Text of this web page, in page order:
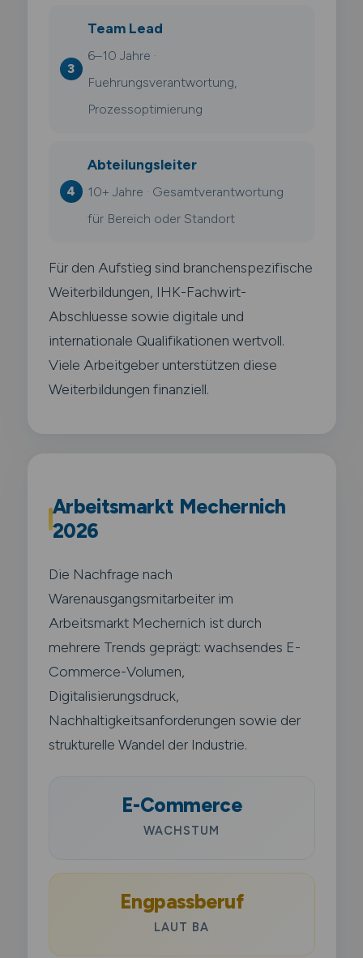
Team Lead
6–10 Jahre ·
Fuehrungsverantwortung,
Prozessoptimierung
Abteilungsleiter
10+ Jahre · Gesamtverantwortung
für Bereich oder Standort
Für den Aufstieg sind branchenspezifische
Weiterbildungen, IHK-Fachwirt-
Abschluesse sowie digitale und
internationale Qualifikationen wertvoll.
Viele Arbeitgeber unterstützen diese
Weiterbildungen finanziell.
Arbeitsmarkt Mechernich
2026
Die Nachfrage nach
Warenausgangsmitarbeiter im
Arbeitsmarkt Mechernich ist durch
mehrere Trends geprägt: wachsendes E-
Commerce-Volumen,
Digitalisierungsdruck,
Nachhaltigkeitsanforderungen sowie der
strukturelle Wandel der Industrie.
E-Commerce
WACHSTUM
Engpassberuf
LAUT BA